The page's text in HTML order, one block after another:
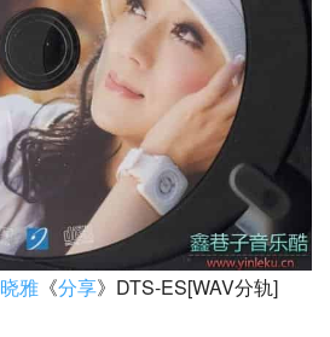
晓雅 《分享》DTS-ES[WAV分轨]